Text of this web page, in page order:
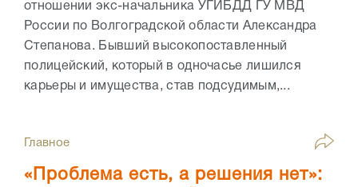
отношении экс-начальника УГИБДД ГУ МВД
России по Волгоградской области Александра
Степанова. Бывший высокопоставленный
полицейский, который в одночасье лишился
карьеры и имущества, став подсудимым,...
Главное
«Проблема есть, а решения нет»: